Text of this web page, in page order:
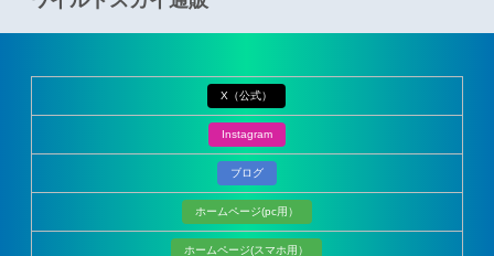
X（公式）
Instagram
ブログ
ホームページ(pc用）
ホームページ(スマホ用）